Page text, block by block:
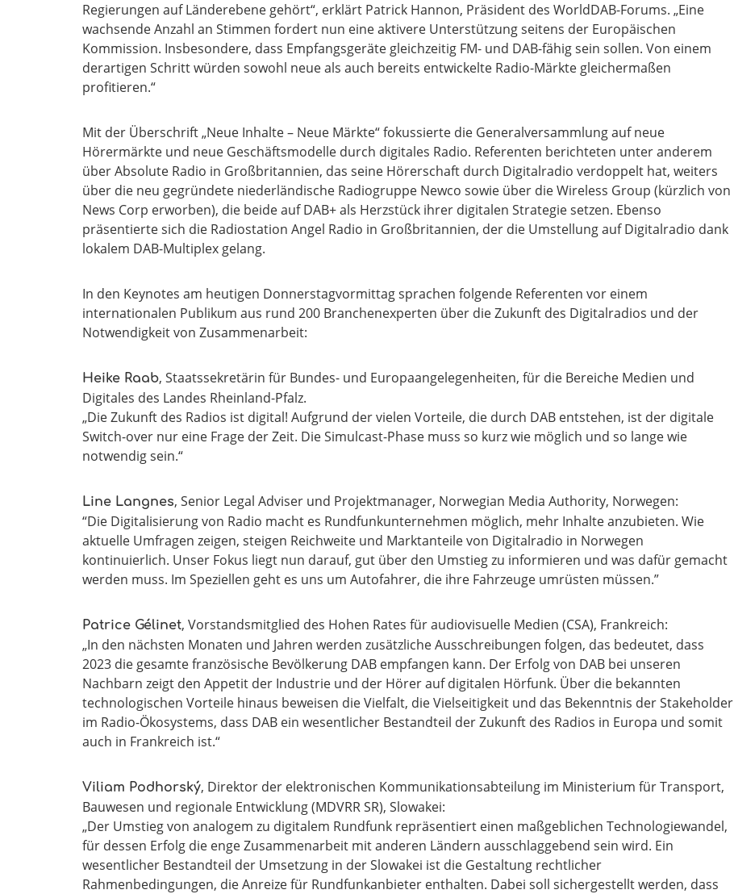
Regierungen auf Länderebene gehört“, erklärt Patrick Hannon, Präsident des WorldDAB-Forums. „Eine
wachsende Anzahl an Stimmen fordert nun eine aktivere Unterstützung seitens der Europäischen
Kommission. Insbesondere, dass Empfangsgeräte gleichzeitig FM- und DAB-fähig sein sollen. Von einem
derartigen Schritt würden sowohl neue als auch bereits entwickelte Radio-Märkte gleichermaßen
profitieren.“
Mit der Überschrift „Neue Inhalte – Neue Märkte“ fokussierte die Generalversammlung auf neue
Hörermärkte und neue Geschäftsmodelle durch digitales Radio. Referenten berichteten unter anderem
über Absolute Radio in Großbritannien, das seine Hörerschaft durch Digitalradio verdoppelt hat, weiters
über die neu gegründete niederländische Radiogruppe Newco sowie über die Wireless Group (kürzlich von
News Corp erworben), die beide auf DAB+ als Herzstück ihrer digitalen Strategie setzen. Ebenso
präsentierte sich die Radiostation Angel Radio in Großbritannien, der die Umstellung auf Digitalradio dank
lokalem DAB-Multiplex gelang.
In den Keynotes am heutigen Donnerstagvormittag sprachen folgende Referenten vor einem
internationalen Publikum aus rund 200 Branchenexperten über die Zukunft des Digitalradios und der
Notwendigkeit von Zusammenarbeit:
Heike Raab, Staatssekretärin für Bundes- und Europaangelegenheiten, für die Bereiche Medien und
Digitales des Landes Rheinland-Pfalz.
„Die Zukunft des Radios ist digital! Aufgrund der vielen Vorteile, die durch DAB entstehen, ist der digitale
Switch-over nur eine Frage der Zeit. Die Simulcast-Phase muss so kurz wie möglich und so lange wie
notwendig sein.“
Line Langnes, Senior Legal Adviser und Projektmanager, Norwegian Media Authority, Norwegen:
“Die Digitalisierung von Radio macht es Rundfunkunternehmen möglich, mehr Inhalte anzubieten. Wie
aktuelle Umfragen zeigen, steigen Reichweite und Marktanteile von Digitalradio in Norwegen
kontinuierlich. Unser Fokus liegt nun darauf, gut über den Umstieg zu informieren und was dafür gemacht
werden muss. Im Speziellen geht es uns um Autofahrer, die ihre Fahrzeuge umrüsten müssen.”
Patrice Gélinet, Vorstandsmitglied des Hohen Rates für audiovisuelle Medien (CSA), Frankreich:
„In den nächsten Monaten und Jahren werden zusätzliche Ausschreibungen folgen, das bedeutet, dass
2023 die gesamte französische Bevölkerung DAB empfangen kann. Der Erfolg von DAB bei unseren
Nachbarn zeigt den Appetit der Industrie und der Hörer auf digitalen Hörfunk. Über die bekannten
technologischen Vorteile hinaus beweisen die Vielfalt, die Vielseitigkeit und das Bekenntnis der Stakeholder
im Radio-Ökosystems, dass DAB ein wesentlicher Bestandteil der Zukunft des Radios in Europa und somit
auch in Frankreich ist.“
Viliam Podhorský, Direktor der elektronischen Kommunikationsabteilung im Ministerium für Transport,
Bauwesen und regionale Entwicklung (MDVRR SR), Slowakei:
„Der Umstieg von analogem zu digitalem Rundfunk repräsentiert einen maßgeblichen Technologiewandel,
für dessen Erfolg die enge Zusammenarbeit mit anderen Ländern ausschlaggebend sein wird. Ein
wesentlicher Bestandteil der Umsetzung in der Slowakei ist die Gestaltung rechtlicher
Rahmenbedingungen, die Anreize für Rundfunkanbieter enthalten. Dabei soll sichergestellt werden, dass